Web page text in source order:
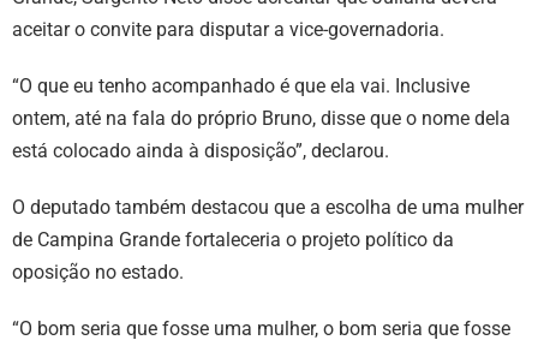
aceitar o convite para disputar a vice-governadoria.
“O que eu tenho acompanhado é que ela vai. Inclusive
ontem, até na fala do próprio Bruno, disse que o nome dela
está colocado ainda à disposição”, declarou.
O deputado também destacou que a escolha de uma mulher
de Campina Grande fortaleceria o projeto político da
oposição no estado.
“O bom seria que fosse uma mulher, o bom seria que fosse